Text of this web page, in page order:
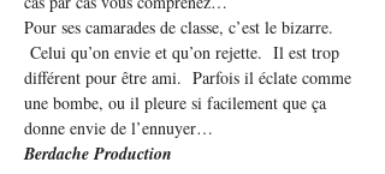
Pour ses camarades de classe, c’est le bizarre.
Celui qu’on envie et qu’on rejette.  Il est trop
différent pour être ami.  Parfois il éclate comme
une bombe, ou il pleure si facilement que ça
donne envie de l’ennuyer…
Berdache Production